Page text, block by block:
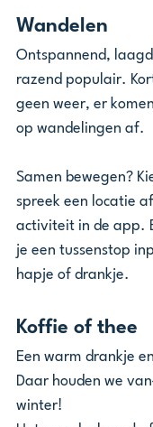
Wandelen
Ontspannend,
razend populair.
geen weer, er
op wandelingen af.
Samen bewegen?
spreek een locatie
activiteit in de app.
je een tussenstop
hapje of drankje.
Koffie of thee
Een warm drankje
Daar houden we
winter!